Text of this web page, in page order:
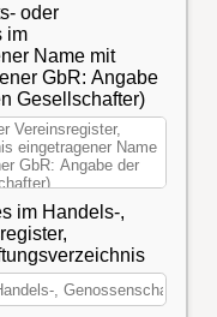
oder
im
Name mit
GbR: Angabe
Gesellschafter)
im Handels-,
Nummer im Stiftungsverzeichnis